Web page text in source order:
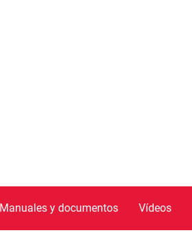
Manuales y documentos Vídeos